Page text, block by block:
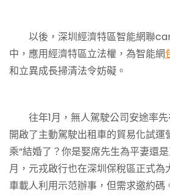
以後，深圳經濟特區智能網聯
中，應用經濟特區立法權，為智能網
和立異成長掃清法令妨礙。
往年1月，無人駕駛公司安途率先
開啟了主動駕駛出租車的貿易化試運
乘“結婚了？你是娶席先生為平妻還
月，元戎啟行也在深圳保稅區正式為
車載人利用示范辦事，但需求邀約碼